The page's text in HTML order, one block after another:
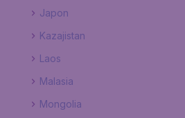
Japon
Kazajistan
Laos
Malasia
Mongolia